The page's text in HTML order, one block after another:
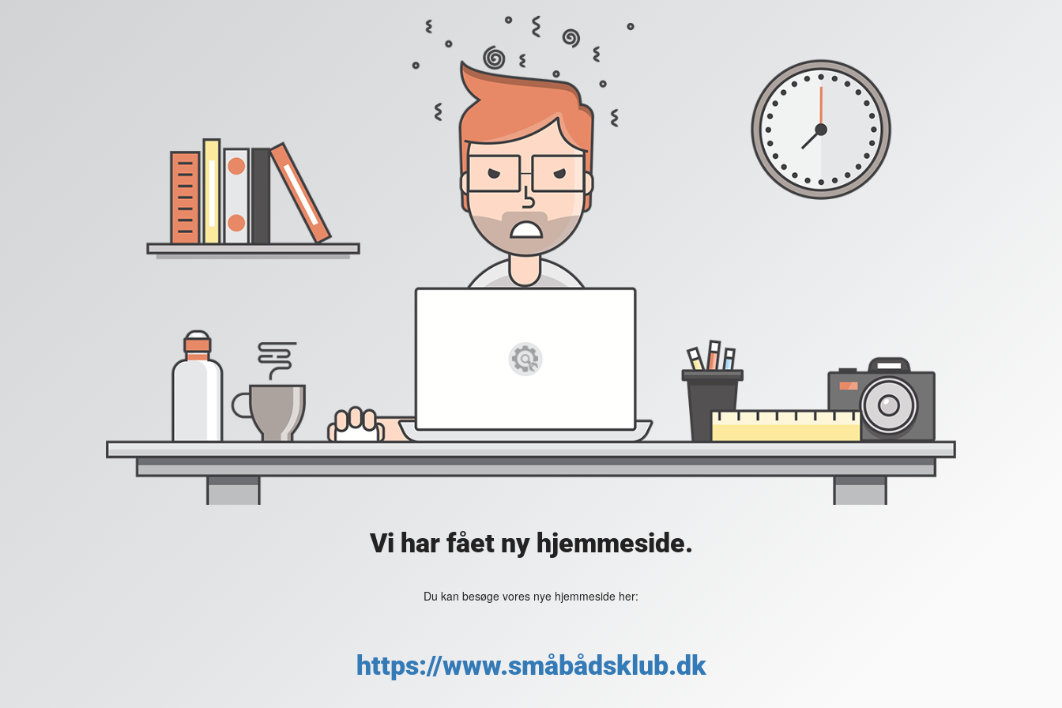
Vi har fået ny hjemmeside.
Du kan besøge vores nye hjemmeside her:
https://www.småbådsklub.dk